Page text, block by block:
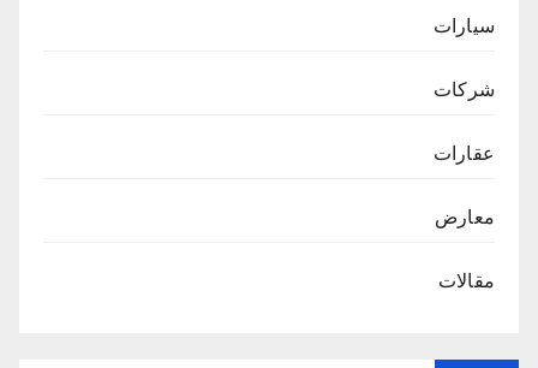
سيارات
شركات
عقارات
معارض
مقالات